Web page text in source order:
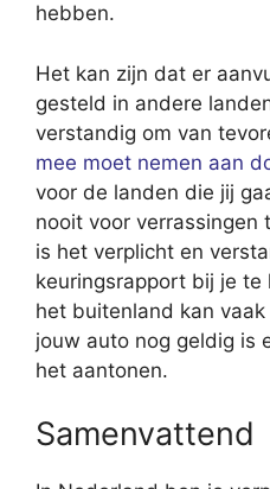
hebben.
Het kan zijn dat er
gesteld in andere
verstandig om van
mee moet nemen aan
voor de landen die jij
nooit voor verrassingen
is het verplicht en
keuringsrapport bij je te
het buitenland kan
jouw auto nog geldig is
het aantonen.
Samenvattend